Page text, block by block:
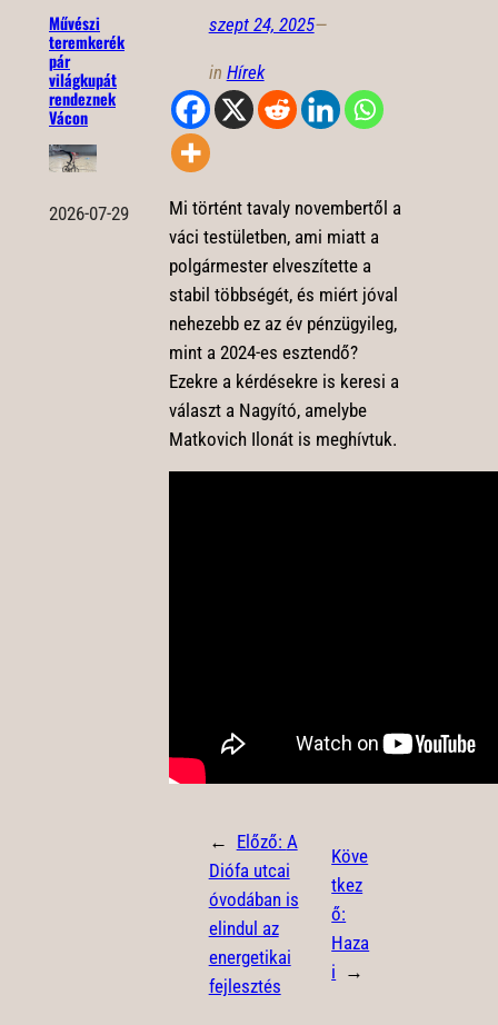
Művészi
teremkerék
pár
világkupát
rendeznek
Vácon
2026-07-29
szept 24, 2025—
in Hírek
Mi történt tavaly novembertől a
váci testületben, ami miatt a
polgármester elveszítette a
stabil többségét, és miért jóval
nehezebb ez az év pénzügyileg,
mint a 2024-es esztendő?
Ezekre a kérdésekre is keresi a
választ a Nagyító, amelybe
Matkovich Ilonát is meghívtuk.
← Előző: A
Diófa utcai
óvodában is
elindul az
energetikai
fejlesztés
Köve
tkez
ő:
Haza
i →